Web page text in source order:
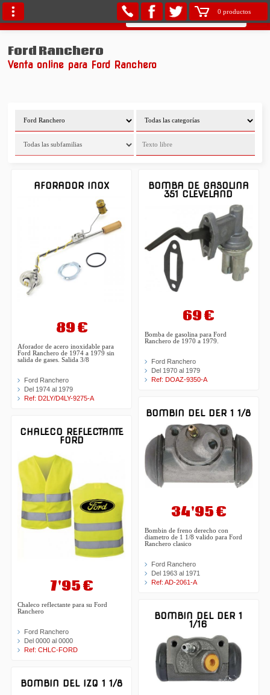
0 productos
Ford Ranchero
Venta online para Ford Ranchero
AFORADOR INOX
89 €
Aforador de acero inoxidable para
Ford Ranchero de 1974 a 1979 sin
salida de gases. Salida 3/8
Ford Ranchero
Del 1974 al 1979
Ref: D2LY/D4LY-9275-A
CHALECO REFLECTANTE
FORD
7'95 €
Chaleco reflectante para su Ford
Ranchero
Ford Ranchero
Del 0000 al 0000
Ref: CHLC-FORD
BOMBIN DEL IZQ 1 1/8
BOMBA DE GASOLINA
351 CLEVELAND
69 €
Bomba de gasolina para Ford
Ranchero de 1970 a 1979.
Ford Ranchero
Del 1970 al 1979
Ref: DOAZ-9350-A
BOMBIN DEL DER 1 1/8
34'95 €
Bombin de freno derecho con
diametro de 1 1/8 valido para Ford
Ranchero clasico
Ford Ranchero
Del 1963 al 1971
Ref: AD-2061-A
BOMBIN DEL DER 1
1/16